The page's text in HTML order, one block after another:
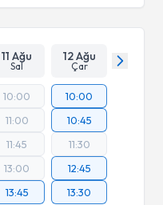
11 Ağu
Sal
12 Ağu
Çar
10:00
11:00
11:45
13:00
13:45
10:00
10:45
11:30
12:45
13:30